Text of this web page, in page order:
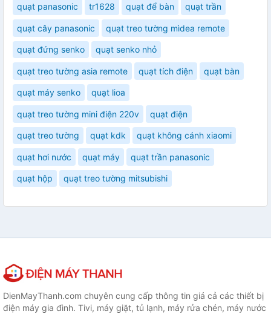
quạt panasonic tr1628 quạt để bàn quạt trần
quạt cây panasonic quạt treo tường mìdea remote
quạt đứng senko quạt senko nhỏ
quạt treo tường asia remote quạt tích điện quạt bàn
quạt máy senko quạt lioa
quạt treo tường mini điện 220v quạt điện
quạt treo tường quạt kdk quạt không cánh xiaomi
quạt hơi nước quạt máy quạt trần panasonic
quạt hộp quạt treo tường mitsubishi
DienMayThanh.com chuyên cung cấp thông tin giá cả các thiết bị
điện máy gia đình. Tivi, máy giặt, tủ lạnh, máy rửa chén, máy nước